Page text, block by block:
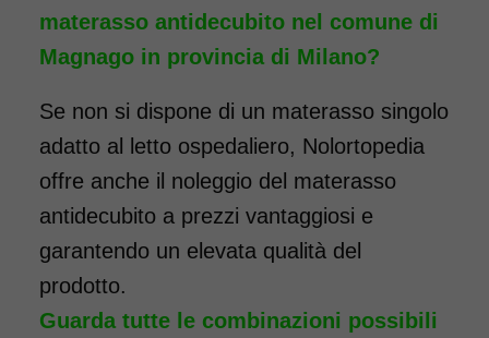
materasso antidecubito nel comune di
Magnago in provincia di Milano?
Se non si dispone di un materasso singolo
adatto al letto ospedaliero, Nolortopedia
offre anche il noleggio del materasso
antidecubito a prezzi vantaggiosi e
garantendo un elevata qualità del
prodotto.
Guarda tutte le combinazioni possibili